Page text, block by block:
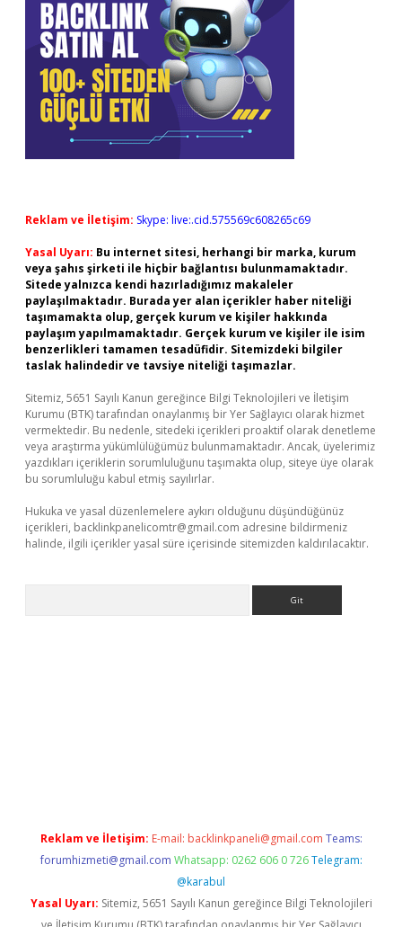
Reklam ve İletişim: Skype: live:.cid.575569c608265c69
Yasal Uyarı: Bu internet sitesi, herhangi bir marka, kurum
veya şahıs şirketi ile hiçbir bağlantısı bulunmamaktadır.
Sitede yalnızca kendi hazırladığımız makaleler
paylaşılmaktadır. Burada yer alan içerikler haber niteliği
taşımamakta olup, gerçek kurum ve kişiler hakkında
paylaşım yapılmamaktadır. Gerçek kurum ve kişiler ile isim
benzerlikleri tamamen tesadüfidir. Sitemizdeki bilgiler
taslak halindedir ve tavsiye niteliği taşımazlar.
Sitemiz, 5651 Sayılı Kanun gereğince Bilgi Teknolojileri ve İletişim
Kurumu (BTK) tarafından onaylanmış bir Yer Sağlayıcı olarak hizmet
vermektedir. Bu nedenle, sitedeki içerikleri proaktif olarak denetleme
veya araştırma yükümlülüğümüz bulunmamaktadır. Ancak, üyelerimiz
yazdıkları içeriklerin sorumluluğunu taşımakta olup, siteye üye olarak
bu sorumluluğu kabul etmiş sayılırlar.
Hukuka ve yasal düzenlemelere aykırı olduğunu düşündüğünüz
içerikleri, backlinkpanelicomtr@gmail.com adresine bildirmeniz
halinde, ilgili içerikler yasal süre içerisinde sitemizden kaldırılacaktır.
Reklam ve İletişim: E-mail: backlinkpaneli@gmail.com Teams:
forumhizmeti@gmail.com Whatsapp: 0262 606 0 726 Telegram:
@karabul
Yasal Uyarı: Sitemiz, 5651 Sayılı Kanun gereğince Bilgi Teknolojileri